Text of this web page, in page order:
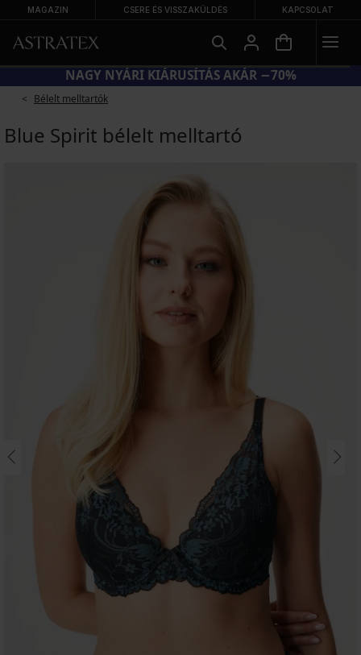
MAGAZIN CSERE ÉS VISSZAKÜLDÉS KAPCSOLAT
KÓD BRA20 = MELLTARTÓK −20%
Bélelt melltartók
Blue Spirit bélelt melltartó